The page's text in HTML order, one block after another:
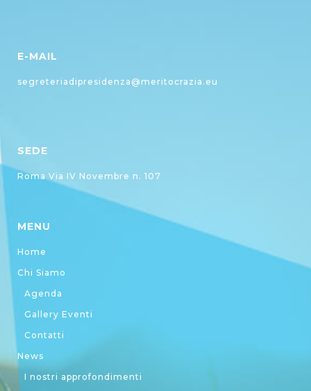
E-MAIL
segreteriadipresidenza@meritocrazia.eu
SEDE
Roma Via IV Novembre n. 107
MENU
Home
Chi Siamo
Agenda
Gallery Eventi
Contatti
News
I nostri approfondimenti